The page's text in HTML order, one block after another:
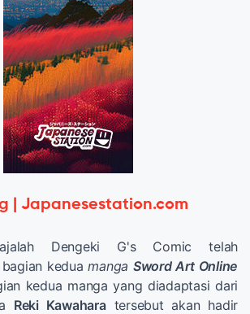
| Japanesestation.com
Dengeki G's Comic telah
bagian keduamanga Sword Art Online
kedua manga yang diadaptasi dari
Reki Kawaharatersebut akan hadir